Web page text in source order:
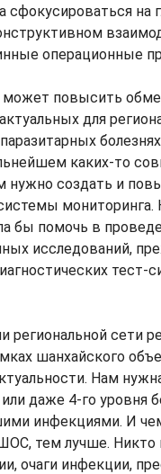
сфокусироваться на
операционные
повысить
для
каких-то
нужно создать и
мониторинга.
бы помочь в
исследований,
тест-
региональной сети
шанхайского
Нам
даже 4-го уровня
инфекциями. И
тем лучше. Никто
очаги инфекции,